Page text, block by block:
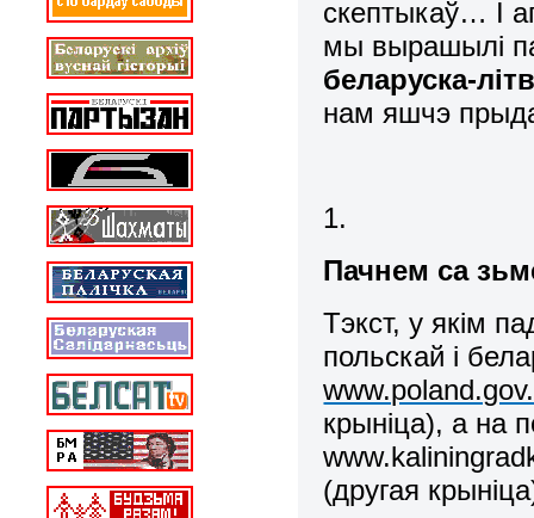
скептыкаў… І
мы вырашылі
беларуска-
нам яшчэ
1.
Пачнем са
Тэкст, у якім
польскай і
крыніца), а на
(другая